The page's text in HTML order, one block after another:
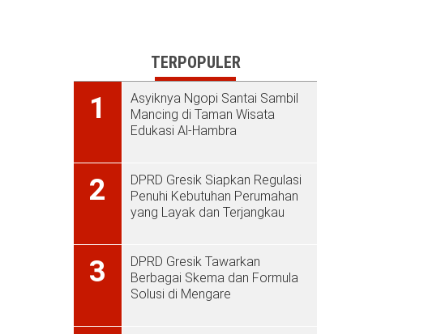
TERPOPULER
1
Asyiknya Ngopi Santai Sambil
Mancing di Taman Wisata
Edukasi Al-Hambra
2
DPRD Gresik Siapkan Regulasi
Penuhi Kebutuhan Perumahan
yang Layak dan Terjangkau
3
DPRD Gresik Tawarkan
Berbagai Skema dan Formula
Solusi di Mengare